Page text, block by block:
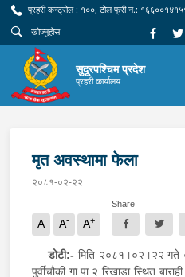
प्रहरी कन्ट्रोल : १००, टोल फ्री नं.:
सुदूरपश्चिम प्रदेश
प्रहरी कार्यालय
मृत अवस्थामा फेला
२०८१-०२-२२
A A- A+
Share
डोटी:- मिति २०८१।०२।२२ गते
पुर्वीचौकी गा.पा.२ रिखाडा स्थित